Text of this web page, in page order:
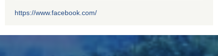
https://www.facebook.com/